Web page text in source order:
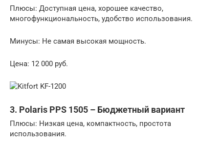
Плюсы: Доступная цена, хорошее качество,
многофункциональность, удобство использования.
Минусы: Не самая высокая мощность.
Цена: 12 000 руб.
3. Polaris PPS 1505 – Бюджетный вариант
Плюсы: Низкая цена, компактность, простота
использования.